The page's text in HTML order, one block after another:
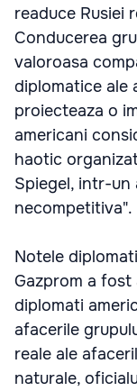
readuce Rusiei
Conducerea
valoroasa
diplomatice ale
proiecteaza o
americani
haotic
Spiegel, intr-
necompetitiva".
Notele
Gazprom a
diplomati
afacerile
reale ale
naturale,